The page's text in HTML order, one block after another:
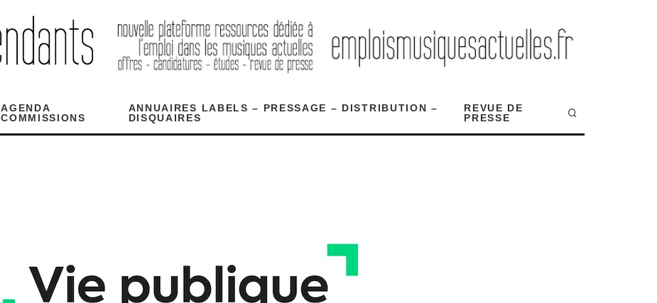
AGENDA
COMMISSIONS
ANNUAIRES LABELS – PRESSAGE – DISTRIBUTION –
DISQUAIRES
REVUE DE
PRESSE